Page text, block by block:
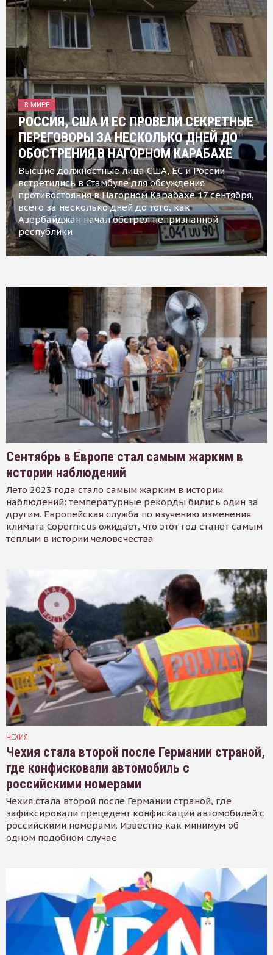
В МИРЕ
РОССИЯ, США И ЕС ПРОВЕЛИ СЕКРЕТНЫЕ
ПЕРЕГОВОРЫ ЗА НЕСКОЛЬКО ДНЕЙ ДО
ОБОСТРЕНИЯ В НАГОРНОМ КАРАБАХЕ
Высшие должностные лица США, ЕС и России
встретились в Стамбуле для обсуждения
противостояния в Нагорном Карабахе 17 сентября,
всего за несколько дней до того, как
Азербайджан начал обстрел непризнанной
республики
Сентябрь в Европе стал самым жарким в
истории наблюдений
Лето 2023 года стало самым жарким в истории
наблюдений: температурные рекорды бились один за
другим. Европейская служба по изучению изменения
климата Copernicus ожидает, что этот год станет самым
тёплым в истории человечества
ЧЕХИЯ
Чехия стала второй после Германии страной,
где конфисковали автомобиль с
российскими номерами
Чехия стала второй после Германии страной, где
зафиксировали прецедент конфискации автомобилей с
российскими номерами. Известно как минимум об
одном подобном случае